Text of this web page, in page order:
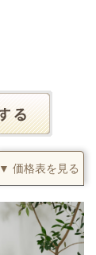
▼ 価格表を見る